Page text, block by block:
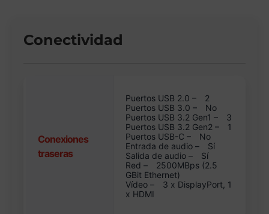
Conectividad
Conexiones
traseras
Puertos USB 2.0 –
2
Puertos USB 3.0 –
No
Puertos USB 3.2 Gen1 –
3
Puertos USB 3.2 Gen2 –
1
Puertos USB-C –
No
Entrada de audio –
Sí
Salida de audio –
Sí
Red –
2500MBps (2.5
GBit Ethernet)
Vídeo –
3 x DisplayPort, 1
x HDMI